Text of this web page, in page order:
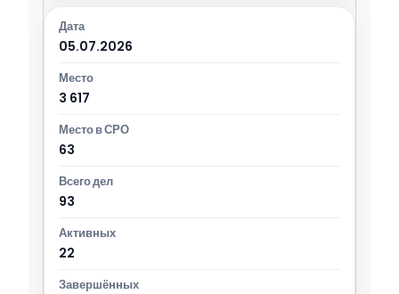
05.07.2026
3 617
63
93
22